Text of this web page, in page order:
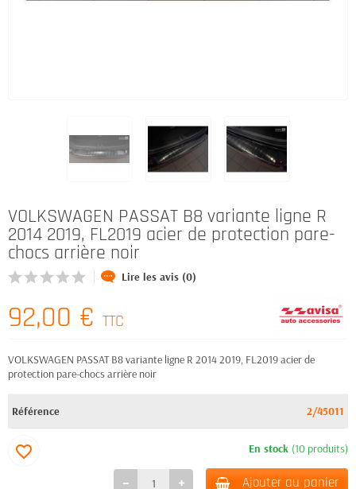
VOLKSWAGEN PASSAT B8 variante ligne R
2014 2019, FL2019 acier de protection pare-
chocs arrière noir
Lire les avis (0)
92,00 € TTC
VOLKSWAGEN PASSAT B8 variante ligne R 2014 2019, FL2019 acier de
protection pare-chocs arrière noir
Référence 2/45011
En stock (10 produits)
Ajouter au panier
favorite_border